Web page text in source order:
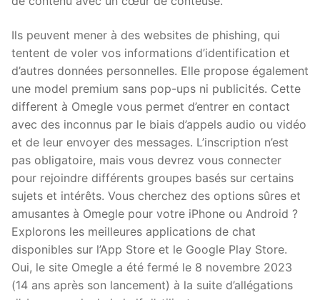
Ils peuvent mener à des websites de phishing, qui
tentent de voler vos informations d’identification et
d’autres données personnelles. Elle propose également
une model premium sans pop-ups ni publicités. Cette
different à Omegle vous permet d’entrer en contact
avec des inconnus par le biais d’appels audio ou vidéo
et de leur envoyer des messages. L’inscription n’est
pas obligatoire, mais vous devrez vous connecter
pour rejoindre différents groupes basés sur certains
sujets et intérêts. Vous cherchez des options sûres et
amusantes à Omegle pour votre iPhone ou Android ?
Explorons les meilleures applications de chat
disponibles sur l’App Store et le Google Play Store.
Oui, le site Omegle a été fermé le 8 novembre 2023
(14 ans après son lancement) à la suite d’allégations